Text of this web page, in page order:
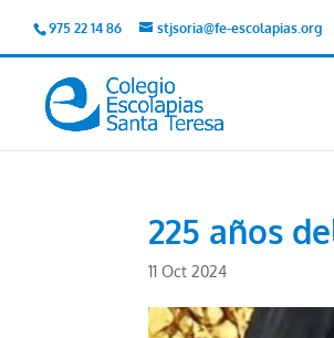
975 22 14 86 stjsoria@fe-escolapias.org
225 años
11 Oct 2024